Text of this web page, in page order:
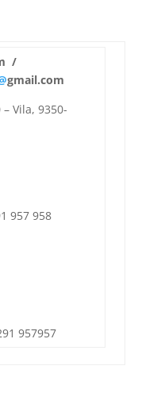
/
gmail.com
Vila, 9350-
957 958
957957